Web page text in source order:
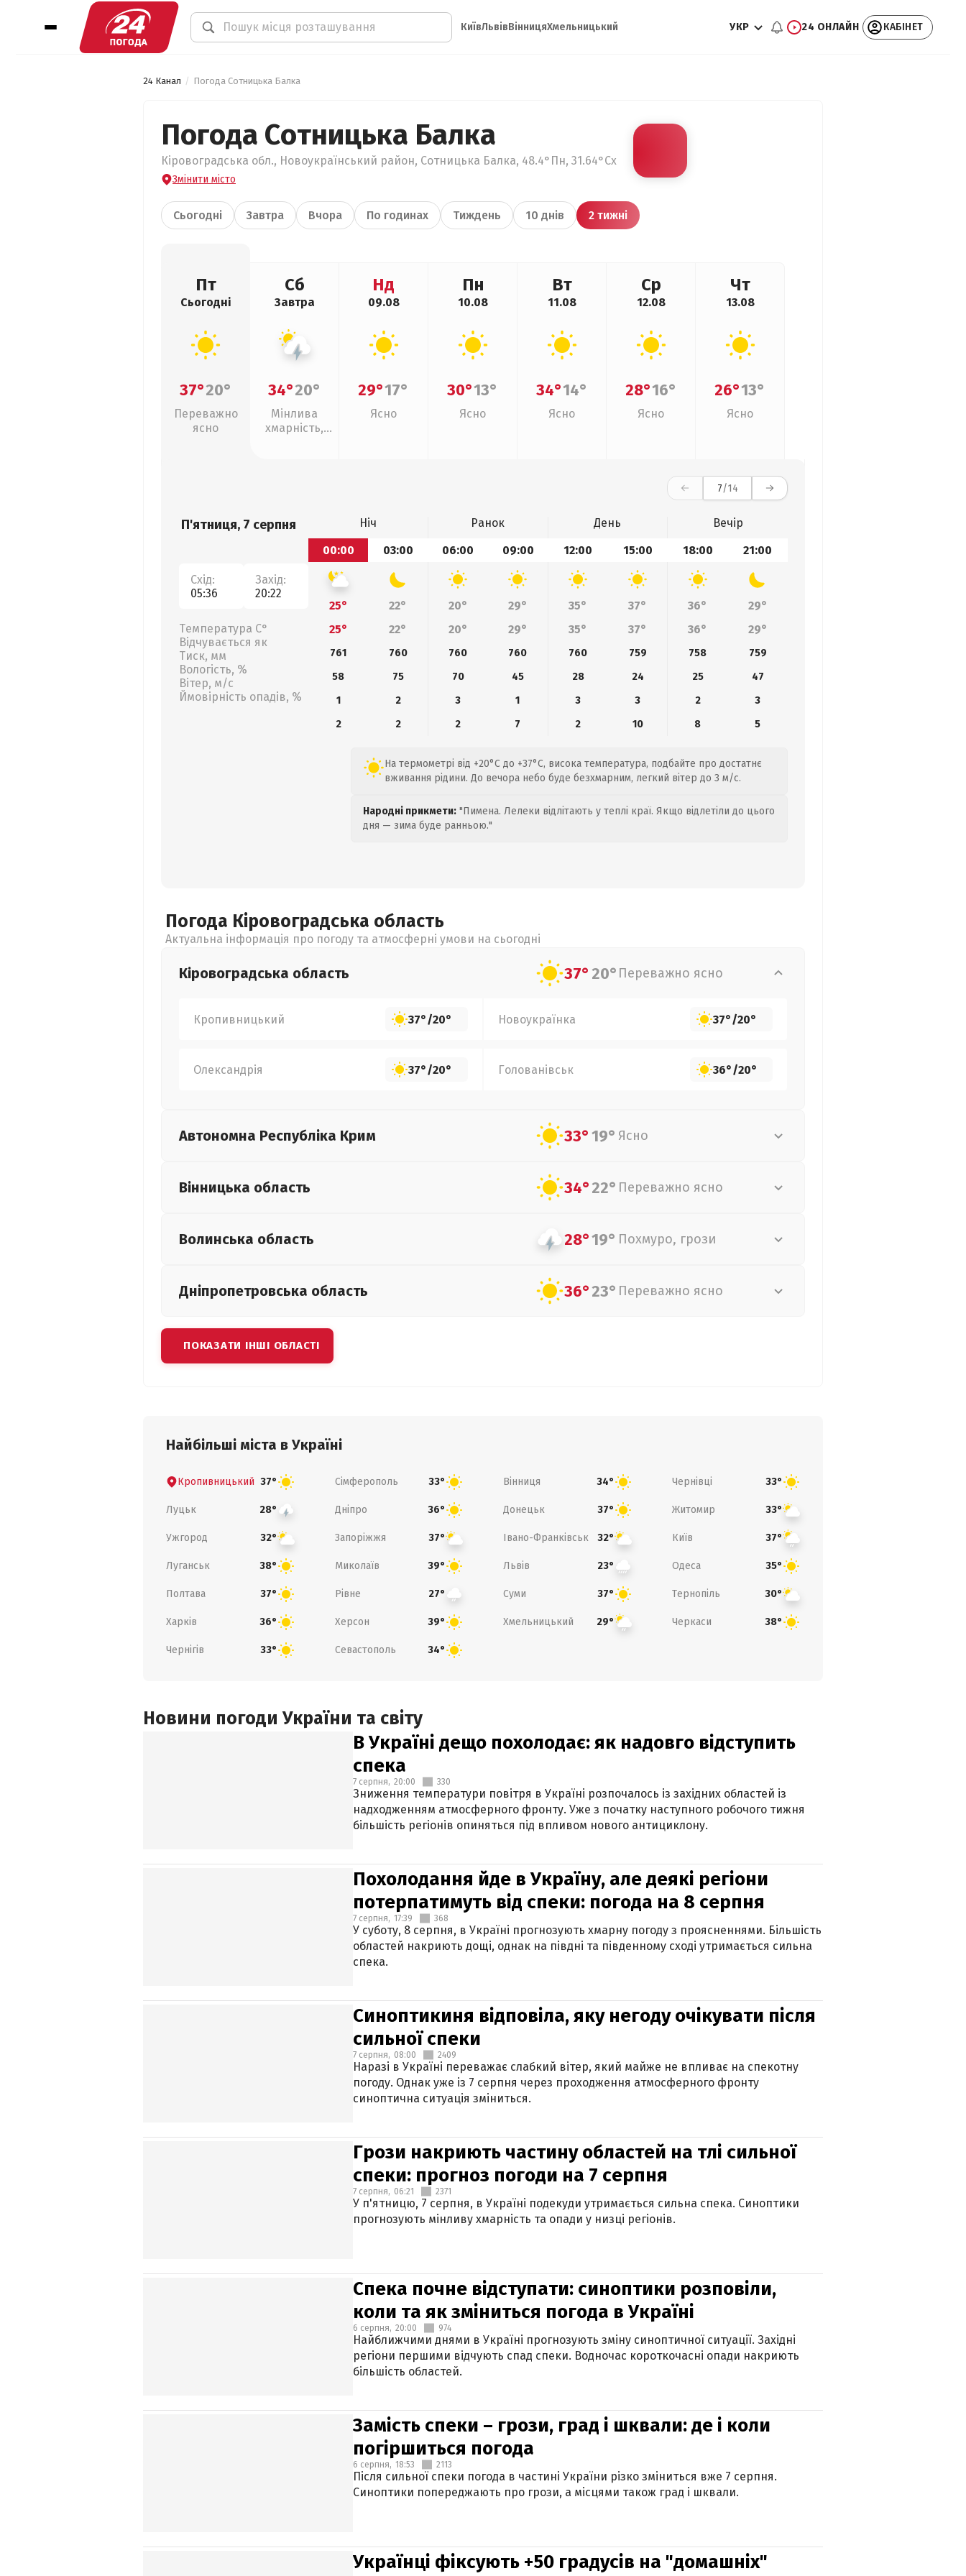
КиївЛьвівВінницяХмельницький УКР 24 ОНЛАЙН КАБІНЕТ
24 Канал Погода Сотницька Балка
Погода Сотницька Балка
Кіровоградська обл., Новоукраїнський район, Сотницька Балка, 48.4°Пн, 31.64°Сх
Змінити місто
Сьогодні Завтра Вчора По годинах Тиждень 10 днів 2 тижні
Пт
Сьогодні
37°20°
Переважно
ясно
Сб
Завтра
34°20°
Мінлива
хмарність,
Нд
09.08
29°17°
Ясно
Пн
10.08
30°13°
Ясно
Вт
11.08
34°14°
Ясно
Ср
12.08
28°16°
Ясно
Чт
13.08
26°13°
Ясно
7/14
П'ятниця, 7 серпня
Схід:
05:36
Захід:
20:22
Температура С°
Відчувається як
Тиск, мм
Вологість, %
Вітер, м/с
Ймовірність опадів, %
Ніч Ранок День
Вечір
00:00
03:00 06:00 09:00 12:00 15:00 18:00 21:00
25° 22° 20° 29° 35° 37° 36°
29°
25°
22° 20° 29° 35° 37° 36° 29°
761 760 760 760 760 759 758
759
58
75 70 45 28 24 25
47
1
2 3 1 3 3 2
3
2
2 2 7 2 10 8 5
На термометрі від +20°C до +37°C, висока температура, подбайте про достатнє
вживання рідини. До вечора небо буде безхмарним, легкий вітер до 3 м/с.
Народні прикмети: "Пимена. Лелеки відлітають у теплі краї. Якщо відлетіли до цього
дня — зима буде ранньою."
Погода Кіровоградська область
Актуальна інформація про погоду та атмосферні умови на сьогодні
Кіровоградська область 37°20° Переважно ясно
Кропивницький 37°/20° Новоукраїнка 37°/20°
Олександрія 37°/20° Голованівськ 36°/20°
Автономна Республіка Крим 33°19° Ясно
Вінницька область 34°22° Переважно ясно
Волинська область 28°19° Похмуро, грози
Дніпропетровська область 36°23° Переважно ясно
ПОКАЗАТИ ІНШІ ОБЛАСТІ
Найбільші міста в Україні
Кропивницький 37° Сімферополь 33° Вінниця 34° Чернівці 33°
Луцьк 28° Дніпро 36° Донецьк 37° Житомир 33°
Ужгород 32° Запоріжжя 37° Івано-Франківськ 32° Київ 37°
Луганськ 38° Миколаїв 39° Львів 23° Одеса 35°
Полтава 37° Рівне 27° Суми 37° Тернопіль 30°
Харків 36° Херсон 39° Хмельницький 29° Черкаси 38°
Чернігів 33° Севастополь 34°
Новини погоди України та світу
В Україні дещо похолодає: як надовго відступить
спека
7 серпня, 20:00 330
Зниження температури повітря в Україні розпочалось із західних областей із
надходженням атмосферного фронту. Уже з початку наступного робочого тижня
більшість регіонів опиняться під впливом нового антициклону.
Похолодання йде в Україну, але деякі регіони
потерпатимуть від спеки: погода на 8 серпня
7 серпня, 17:39 368
У суботу, 8 серпня, в Україні прогнозують хмарну погоду з проясненнями. Більшість
областей накриють дощі, однак на півдні та південному сході утримається сильна
спека.
Синоптикиня відповіла, яку негоду очікувати після
сильної спеки
7 серпня, 08:00 2409
Наразі в Україні переважає слабкий вітер, який майже не впливає на спекотну
погоду. Однак уже із 7 серпня через проходження атмосферного фронту
синоптична ситуація зміниться.
Грози накриють частину областей на тлі сильної
спеки: прогноз погоди на 7 серпня
7 серпня, 06:21 2371
У п'ятницю, 7 серпня, в Україні подекуди утримається сильна спека. Синоптики
прогнозують мінливу хмарність та опади у низці регіонів.
Спека почне відступати: синоптики розповіли,
коли та як зміниться погода в Україні
6 серпня, 20:00 974
Найближчими днями в Україні прогнозують зміну синоптичної ситуації. Західні
регіони першими відчують спад спеки. Водночас короткочасні опади накриють
більшість областей.
Замість спеки – грози, град і шквали: де і коли
погіршиться погода
6 серпня, 18:53 2113
Після сильної спеки погода в частині України різко зміниться вже 7 серпня.
Синоптики попереджають про грози, а місцями також град і шквали.
Українці фіксують +50 градусів на "домашніх"